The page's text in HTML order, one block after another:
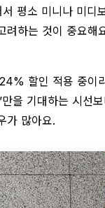
평소 미니나 미
하는 것이 중요
할인 적용 중이
을 기대하는 시
가 많아요.